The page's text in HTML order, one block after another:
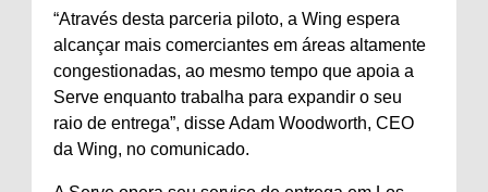
“Através desta parceria piloto, a Wing espera
alcançar mais comerciantes em áreas altamente
congestionadas, ao mesmo tempo que apoia a
Serve enquanto trabalha para expandir o seu
raio de entrega”, disse Adam Woodworth, CEO
da Wing, no comunicado.